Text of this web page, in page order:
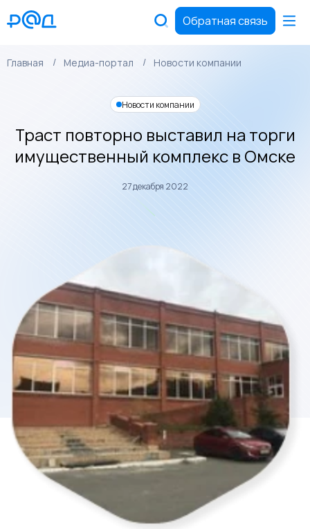
Обратная связь
Главная Медиа-портал Новости компании
Новости компании
Траст повторно выставил на торги
имущественный комплекс в Омске
27 декабря 2022